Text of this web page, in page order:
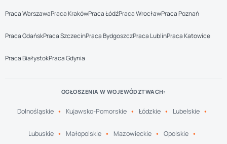
Praca WarszawaPraca KrakówPraca ŁódźPraca WrocławPraca Poznań
Praca GdańskPraca SzczecinPraca BydgoszczPraca LublinPraca Katowice
Praca BiałystokPraca Gdynia
OGŁOSZENIA W WOJEWÓDZTWACH:
Dolnośląskie Kujawsko-Pomorskie Łódzkie Lubelskie
Lubuskie Małopolskie Mazowieckie Opolskie